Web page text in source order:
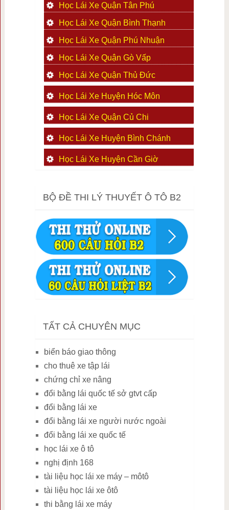
Học Lái Xe Quận Tân Phú
Học Lái Xe Quận Bình Thạnh
Học Lái Xe Quận Phú Nhuận
Học Lái Xe Quận Gò Vấp
Học Lái Xe Quận Thủ Đức
Học Lái Xe Huyện Hóc Môn
Học Lái Xe Quận Củ Chi
Học Lái Xe Huyện Bình Chánh
Học Lái Xe Huyện Cần Giờ
BỘ ĐỀ THI LÝ THUYẾT Ô TÔ B2
TẤT CẢ CHUYÊN MỤC
biển báo giao thông
cho thuê xe tập lái
chứng chỉ xe nâng
đổi bằng lái quốc tế sở gtvt cấp
đổi bằng lái xe
đổi bằng lái xe người nước ngoài
đổi bằng lái xe quốc tế
học lái xe ô tô
nghị định 168
tài liệu học lái xe máy – môtô
tài liệu học lái xe ôtô
thi bằng lái xe máy